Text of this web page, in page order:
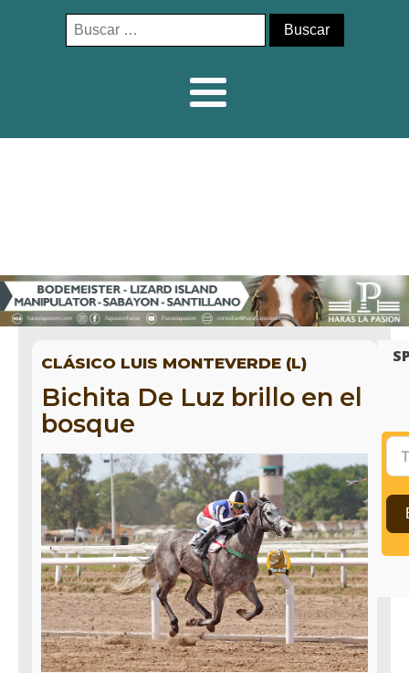
Buscar:
CLÁSICO LUIS MONTEVERDE (L)
Bichita De Luz brillo en el
bosque